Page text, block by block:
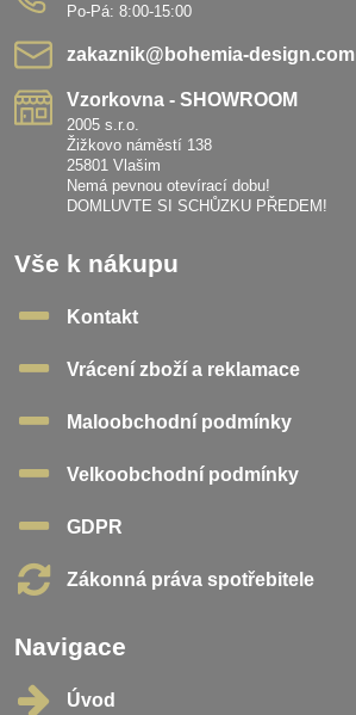
Po-Pá: 8:00-15:00
zakaznik​@bohemia-design​.com
Vzorkovna - SHOWROOM
2005 s.r.o.
Žižkovo náměstí 138
25801 Vlašim
Nemá pevnou otevírací dobu!
DOMLUVTE SI SCHŮZKU PŘEDEM!
Vše k nákupu
Kontakt
Vrácení zboží a reklamace
Maloobchodní podmínky
Velkoobchodní podmínky
GDPR
Zákonná práva spotřebitele
Navigace
Úvod